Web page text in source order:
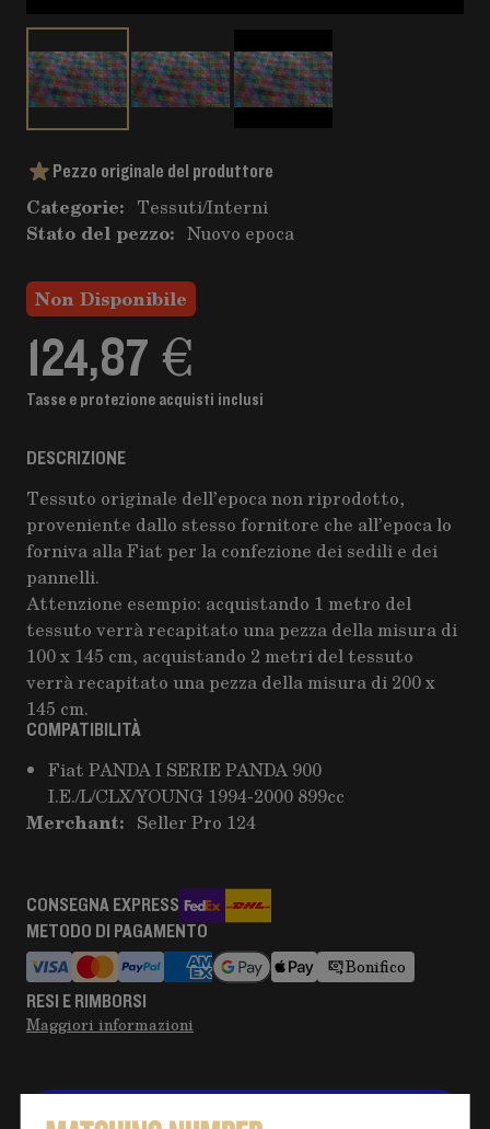
Pezzo originale del produttore
Categorie: Tessuti/Interni
Stato del pezzo: Nuovo epoca
Non Disponibile
124,87 €
Tasse e protezione acquisti inclusi
DESCRIZIONE
Tessuto originale dell’epoca non riprodotto,
proveniente dallo stesso fornitore che all’epoca lo
forniva alla Fiat per la confezione dei sedili e dei
pannelli.
Attenzione esempio: acquistando 1 metro del
tessuto verrà recapitato una pezza della misura di
100 x 145 cm, acquistando 2 metri del tessuto
verrà recapitato una pezza della misura di 200 x
145 cm.
COMPATIBILITÀ
Fiat PANDA I SERIE PANDA 900
I.E./L/CLX/YOUNG 1994-2000 899cc
Merchant: Seller Pro 124
CONSEGNA EXPRESS
METODO DI PAGAMENTO
Bonifico
RESI E RIMBORSI
Maggiori informazioni